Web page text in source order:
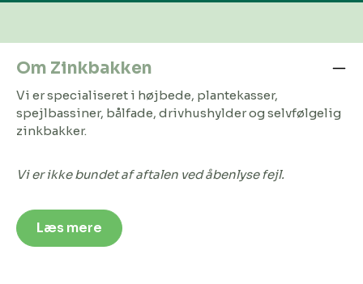
Om Zinkbakken
Vi er specialiseret i højbede, plantekasser,
spejlbassiner, bålfade, drivhushylder og selvfølgelig
zinkbakker.
Vi er ikke bundet af aftalen ved åbenlyse fejl.
Læs mere